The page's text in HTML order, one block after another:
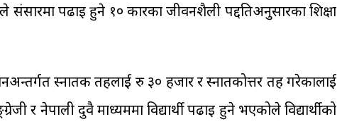
पढाइ हुने १० प्रकारका जीवनशैली पद्दतिअनुसारका शिक्षा
स्नातक तहलाई रु ३० हजार र स्नातकोत्तर तह गरेकालाई
र नेपाली दुवै माध्यममा विद्यार्थी पढाइ हुने भएकोले विद्यार्थीको